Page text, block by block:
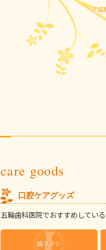
宮城
care goods
口腔ケアグッズ
五輪歯科医院でおすすめしてい
歯ブラシ